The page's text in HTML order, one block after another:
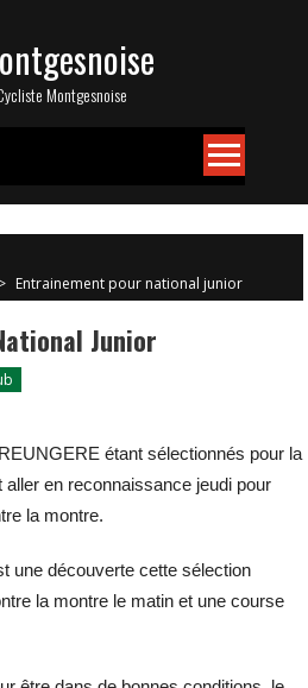
Montgesnoise
> Entrainement pour national junior
Junior
étant sélectionnés pour la
en reconnaissance jeudi pour
la montre.
une découverte cette sélection
la montre le matin et une course